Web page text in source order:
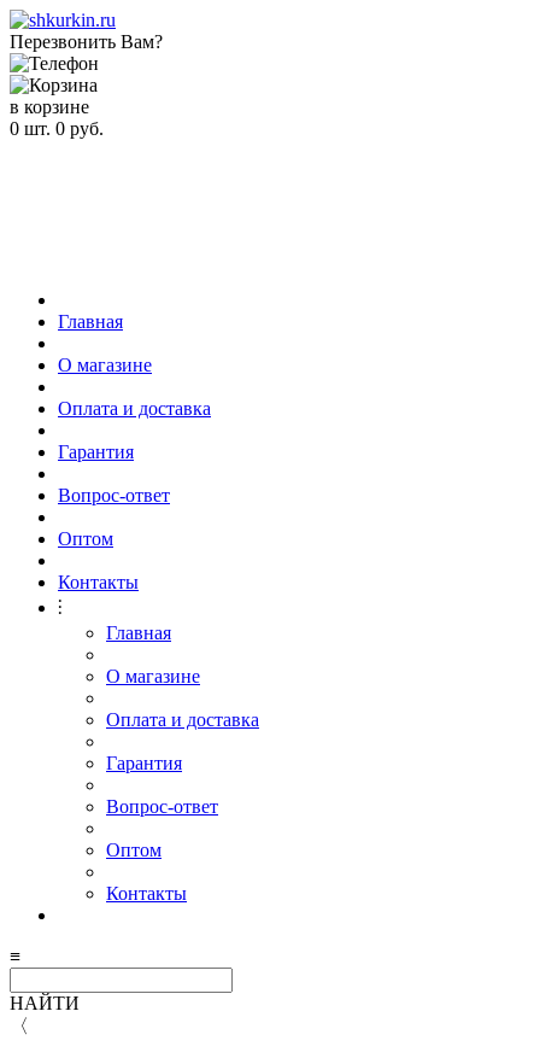
Перезвонить Вам?
в корзине
0 шт. 0 руб.
Главная
О магазине
Оплата и доставка
Гарантия
Вопрос-ответ
Оптом
Контакты
⫶
Главная
О магазине
Оплата и доставка
Гарантия
Вопрос-ответ
Оптом
Контакты
≡
НАЙТИ
〈